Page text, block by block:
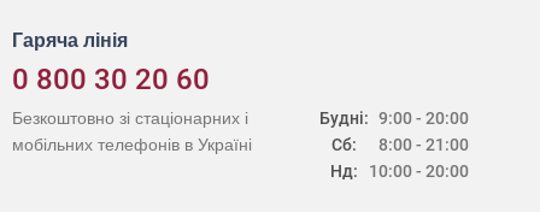
Гаряча лінія
0 800 30 20 60
Будні:
Сб:
Нд:
9:00 - 20:00
8:00 - 21:00
10:00 - 20:00
Безкоштовно зі стаціонарних і
мобільних телефонів в Україні